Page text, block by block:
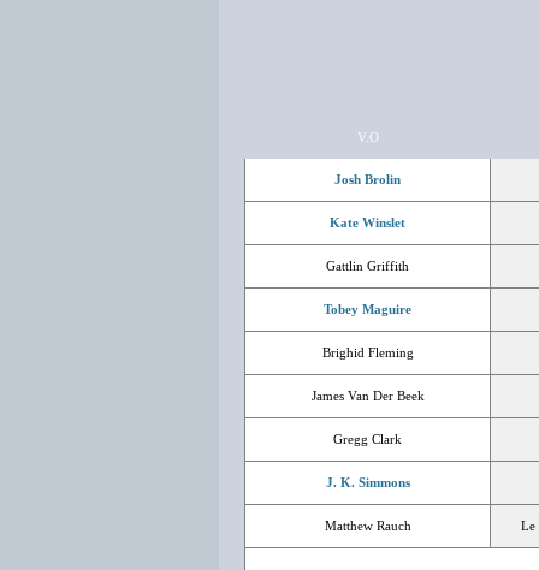
V.O
Josh Brolin
Kate Winslet
Gattlin Griffith
Tobey Maguire
Brighid Fleming
James Van Der Beek
Gregg Clark
J. K. Simmons
Matthew Rauch Le